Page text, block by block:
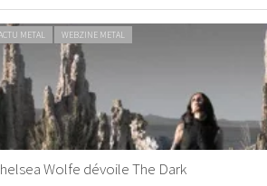
METAL WEBZINE METAL
Wolfe dévoile The Dark